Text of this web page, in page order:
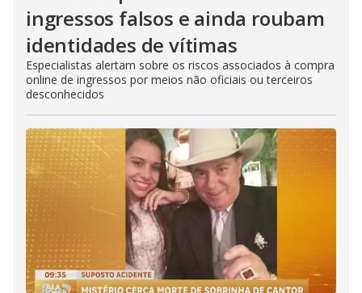
ingressos falsos e ainda roubam
identidades de vítimas
Especialistas alertam sobre os riscos associados à compra
online de ingressos por meios não oficiais ou terceiros
desconhecidos